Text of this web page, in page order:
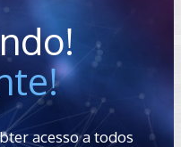
acesso a todos